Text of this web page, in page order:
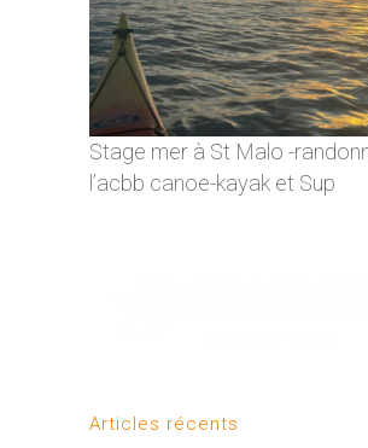
Stage mer à St Malo -
l’acbb canoe-kayak et Sup
Articles récents